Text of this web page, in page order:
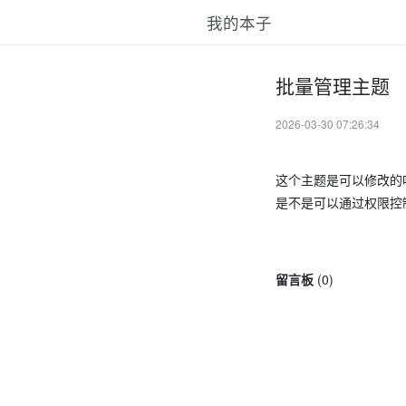
我的本子
批量管理主题
2026-03-30 07:26:34
这个主题是可以修改的
是不是可以通过权限控
留言板 (0)